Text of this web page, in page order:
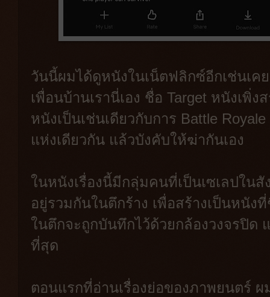
วันนี้ผมได้ดูหนังในเน็ตฟลิกซ์อีกเช่นเค
เพื่อนบ้านเรานี่เอง ชื่อ Target หนังเพิ่
หนังเป็นเช่นเดียวกับการ Battle
แห่งเดียวกัน แล้วบังคับให้ฆ่ากันเอง
ในหนังเรื่องนี้มีกลุ่มคนที่เป็นเซเลปใน
อยู่รวมกันในตึกร้าง เพื่อสร้างเป็นหนัง
ในตึกจะถูกบันทึกไว้ด้วยกล้องวงจรปิด
ที่สุด
ตอนแรกที่อ่านเรื่องย่อของภาพยนตร์